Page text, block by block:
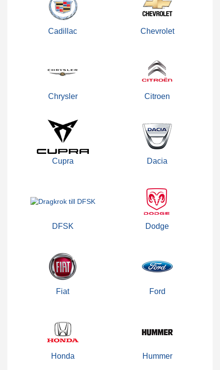
Cadillac Chevrolet
Chrysler Citroen
Cupra Dacia
DFSK Dodge
Fiat Ford
Honda Hummer